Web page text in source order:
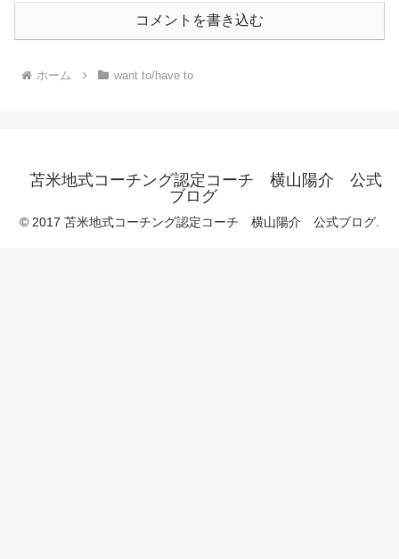
コメントを書き込む
ホーム want to/have to
苫米地式コーチング認定コーチ 横山陽介 公式
ブログ
© 2017 苫米地式コーチング認定コーチ 横山陽介 公式ブログ.